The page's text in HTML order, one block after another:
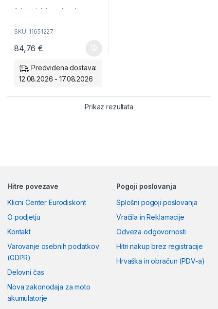
Avtomobilsko pokrivalo
toči v velikosti “L”
vaše vozilo. Izdelano je iz
s posebno debelo zaščitno
plastjo, ki ublaži udarce toče in
pločevini ter steklih. Z
483 x 178 x 119
SKU: 11651227
84,76€
Predvidena dostava:
12.08.2026 - 17.08.2026
Prikaz rezultata
Hitre povezave
Klicni Center Eurodiskont
O podjetju
Kontakt
Varovanje osebnih podatkov
(GDPR)
Delovni čas
Nova zakonodaja za moto
akumulatorje
Pogoji poslovanja
Splošni pogoji poslovanja
Vračila in Reklamacije
Odveza odgovornosti
Hitri nakup brez registracije
Hrvaška in obračun (PDV-a)